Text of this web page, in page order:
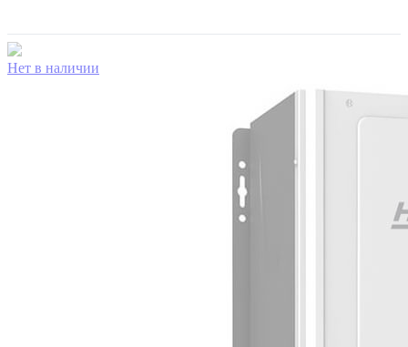
Нет в наличии